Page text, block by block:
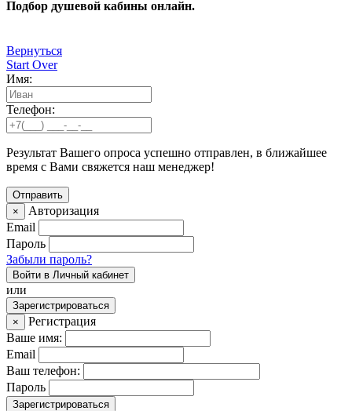
Подбор душевой кабины онлайн.
Вернуться
Start Over
Имя:
Телефон:
Результат Вашего опроса успешно отправлен, в ближайшее
время с Вами свяжется наш менеджер!
×
Авторизация
Email
Пароль
Забыли пароль?
Войти в Личный кабинет
или
Зарегистрироваться
×
Регистрация
Ваше имя:
Email
Ваш телефон:
Пароль
Зарегистрироваться